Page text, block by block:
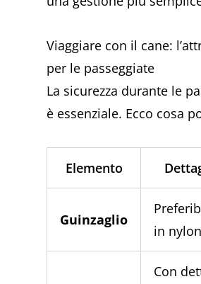
Viaggiare con il cane:
per le passeggiate
La sicurezza durante le
è essenziale. Ecco cosa
Elemento
Guinzaglio
in
Con